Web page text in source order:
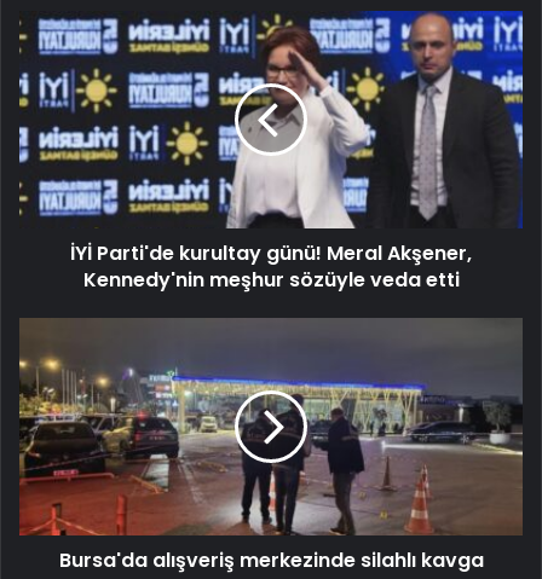
İYİ Parti'de kurultay günü! Meral Akşener,
Kennedy'nin meşhur sözüyle veda etti
Bursa'da alışveriş merkezinde silahlı kavga